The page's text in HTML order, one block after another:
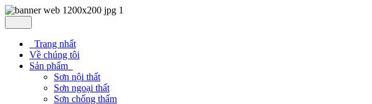
Trang nhất
Về chúng tôi
Sản phẩm
Sơn nội thất
Sơn ngoại thất
Sơn chống thấm